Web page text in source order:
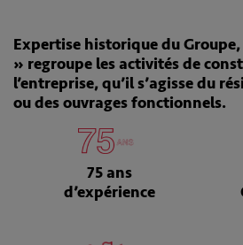
Expertise historique du
» regroupe les activités de
l’entreprise, qu’il s’agisse du
ou des ouvrages fonctionnels.
75 ans
d’expérience